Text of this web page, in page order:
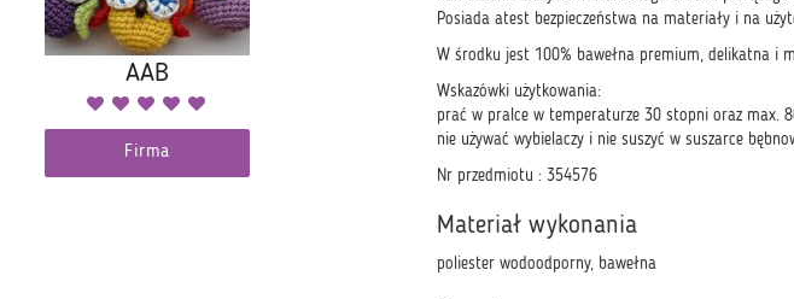
Posiada atest bezpieczeństwa na materiały i na
W środku jest 100% bawełna premium, delikatna i
Wskazówki użytkowania:
prać w pralce w temperaturze 30 stopni oraz max.
nie używać wybielaczy i nie suszyć w suszarce
Nr przedmiotu : 354576
Materiał wykonania
poliester wodoodporny, bawełna
AAB
Firma